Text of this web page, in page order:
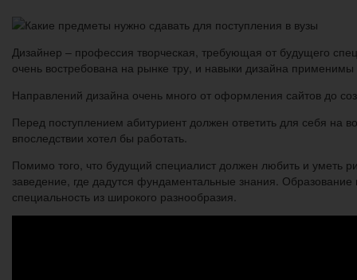
Дизайнер – профессия творческая, требующая от будущего
очень востребована на рынке тру, и навыки дизайна
Направлений дизайна очень много от оформления сайтов до
Перед поступлением абитуриент должен ответить для себя на
впоследствии хотел бы работать.
Помимо того, что будущий специалист должен любить и уметь
заведение, где дадутся фундаментальные знания.
специальность из широкого разнообразия.